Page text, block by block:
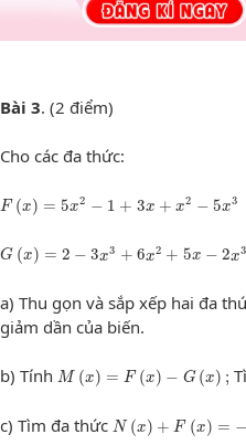
Bài 3. (2 điểm)
Cho các đa thức:
F (x) = 5x2 − 1 + 3x + x2 − 5x3
F( x = 2 −1 3
G (x) = 2 − 3x3 + 6x2 + 5x − 2x3
G( x = −3 3+ 6 + x 2x x
a) Thu gọn và sắp xếp hai đa
giảm dần của biến.
b) Tính M (x) = F (x) − G (x) ;
M( x = )− G(
c) Tìm đa thức N (x) + F (x) = −
N( x + x)= − G